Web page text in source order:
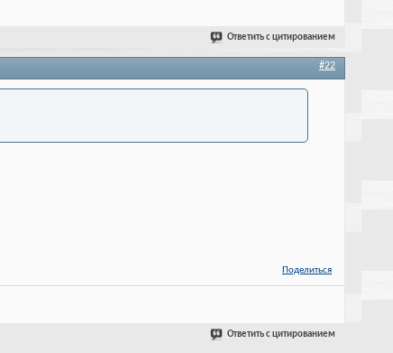
Ответить с цитированием
#22
Поделиться
Ответить с цитированием